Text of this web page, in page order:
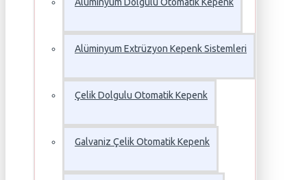
Alüminyum Dolgulu Otomatik Kepenk
Alüminyum Extrüzyon Kepenk Sistemleri
Çelik Dolgulu Otomatik Kepenk
Galvaniz Çelik Otomatik Kepenk